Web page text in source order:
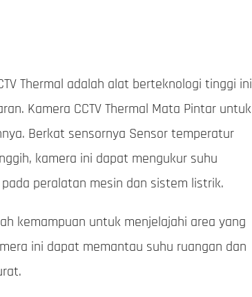
Thermal adalah alat berteknologi tinggi ini
Kamera CCTV Thermal Mata Pintar untuk
Berkat sensornya Sensor temperatur
kamera ini dapat mengukur suhu
peralatan mesin dan sistem listrik.
kemampuan untuk menjelajahi area yang
ini dapat memantau suhu ruangan dan